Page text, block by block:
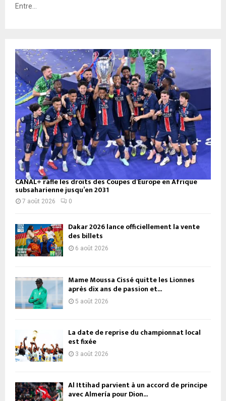
Entre...
CANAL+ rafle les droits des Coupes d’Europe en Afrique
subsaharienne jusqu’en 2031
7 août 2026 0
Dakar 2026 lance officiellement la vente
des billets
6 août 2026
Mame Moussa Cissé quitte les Lionnes
après dix ans de passion et...
5 août 2026
La date de reprise du championnat local
est fixée
3 août 2026
Al Ittihad parvient à un accord de principe
avec Almería pour Dion...